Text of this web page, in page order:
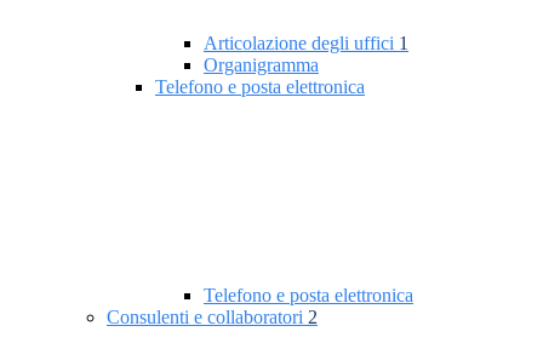
Articolazione degli uffici 1
Organigramma
Telefono e posta elettronica
Telefono e posta elettronica
Consulenti e collaboratori 2